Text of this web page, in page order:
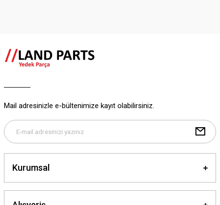
Ürün açıklamasında eksik bilgiler bulunuyor.
Ürün bilgilerinde hatalar bulunuyor.
Mail adresinizle e-bültenimize kayıt olabilirsiniz.
Kurumsal